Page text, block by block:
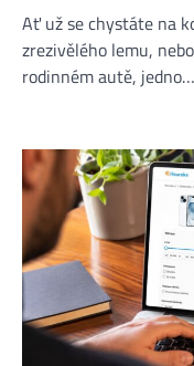
Ať už se chystáte na
zrezivělého lemu,
rodinném autě, jedno…